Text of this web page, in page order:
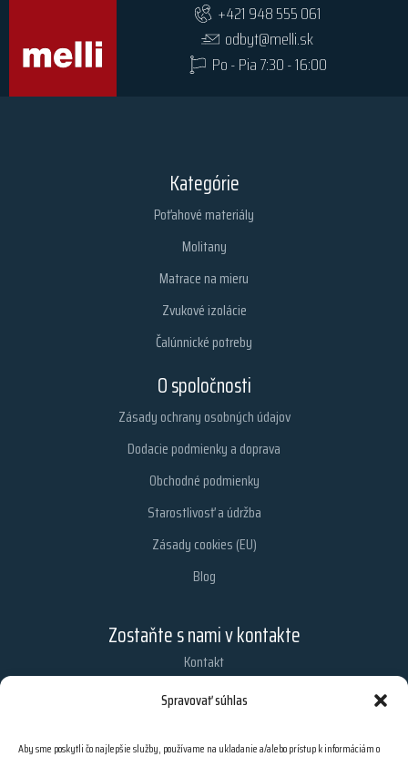
Spravovať súhlas
Aby sme poskytli čo najlepšie služby, používame na ukladanie a/alebo prístup k informáciám o
+421 948 555 061
odbyt@melli.sk
Po - Pia 7:30 - 16:00
Kategórie
Poťahové materiály
Molitany
Matrace na mieru
Zvukové izolácie
Čalúnnické potreby
O spoločnosti
Zásady ochrany osobných údajov
Dodacie podmienky a doprava
Obchodné podmienky
Starostlivosť a údržba
Zásady cookies (EU)
Blog
Zostaňte s nami v kontakte
Kontakt
Chcete dostávať najnovšie informácie z nášho obchodu?